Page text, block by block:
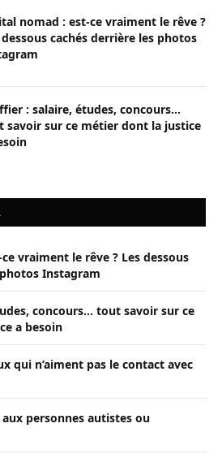
nomad : est-ce vraiment le rêve ?
dessous cachés derrière les photos
: salaire, études, concours…
savoir sur ce métier dont la justice
vraiment le rêve ? Les dessous
Instagram
concours… tout savoir sur ce
a besoin
qui n’aiment pas le contact avec
personnes autistes ou